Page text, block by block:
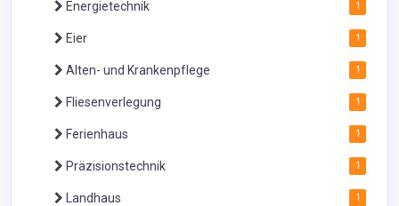
Energietechnik 1
Eier 1
Alten- und Krankenpflege 1
Fliesenverlegung 1
Ferienhaus 1
Präzisionstechnik 1
Landhaus 1